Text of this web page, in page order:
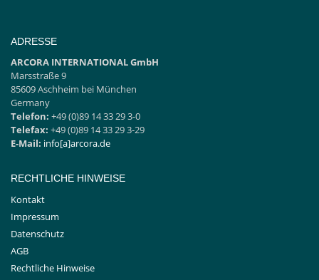
ADRESSE
ARCORA INTERNATIONAL GmbH
Marsstraße 9
85609 Aschheim bei München
Germany
Telefon: +49 (0)89 14 33 29 3-0
Telefax: +49 (0)89 14 33 29 3-29
E-Mail: info[a]arcora.de
RECHTLICHE HINWEISE
Kontakt
Impressum
Datenschutz
AGB
Rechtliche Hinweise